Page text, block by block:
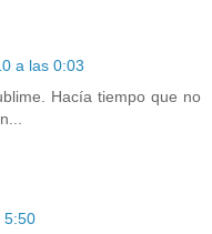
a las 0:03
Hacía tiempo que no
5:50